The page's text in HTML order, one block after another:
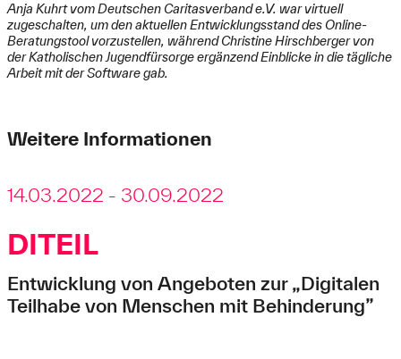
Anja Kuhrt vom Deutschen Caritasverband e.V. war virtuell
zugeschalten, um den aktuellen Entwicklungsstand des Online-
Beratungstool vorzustellen, während Christine Hirschberger von
der Katholischen Jugendfürsorge ergänzend Einblicke in die tägliche
Arbeit mit der Software gab.
Weitere Informationen
14.03.2022 - 30.09.2022
DITEIL
Entwicklung von Angeboten zur „Digitalen
Teilhabe von Menschen mit Behinderung”